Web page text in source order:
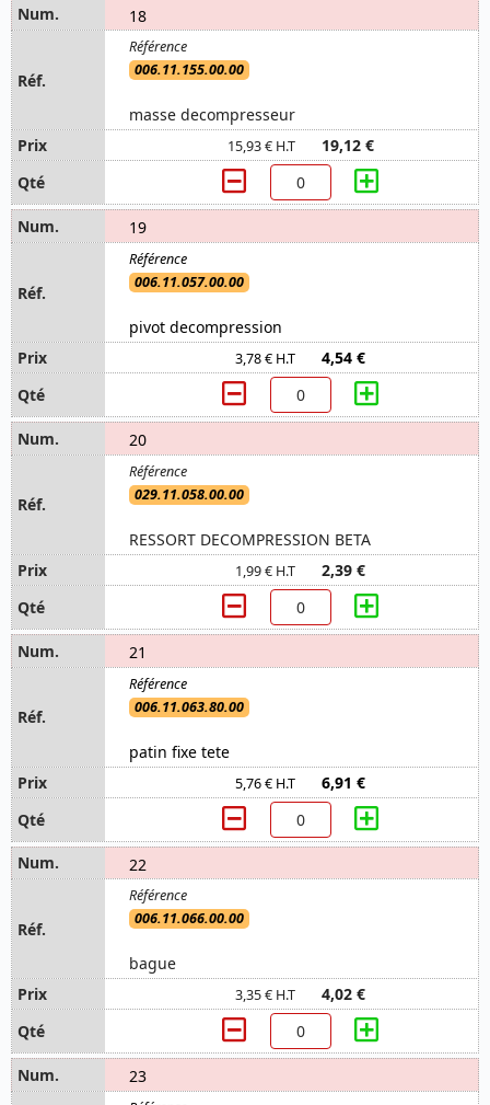
18
006.11.155.00.00
masse decompresseur
15,93 € H.T 19,12 €
19
006.11.057.00.00
pivot decompression
3,78 € H.T 4,54 €
20
029.11.058.00.00
RESSORT DECOMPRESSION BETA
1,99 € H.T 2,39 €
21
006.11.063.80.00
patin fixe tete
5,76 € H.T 6,91 €
22
006.11.066.00.00
bague
3,35 € H.T 4,02 €
23